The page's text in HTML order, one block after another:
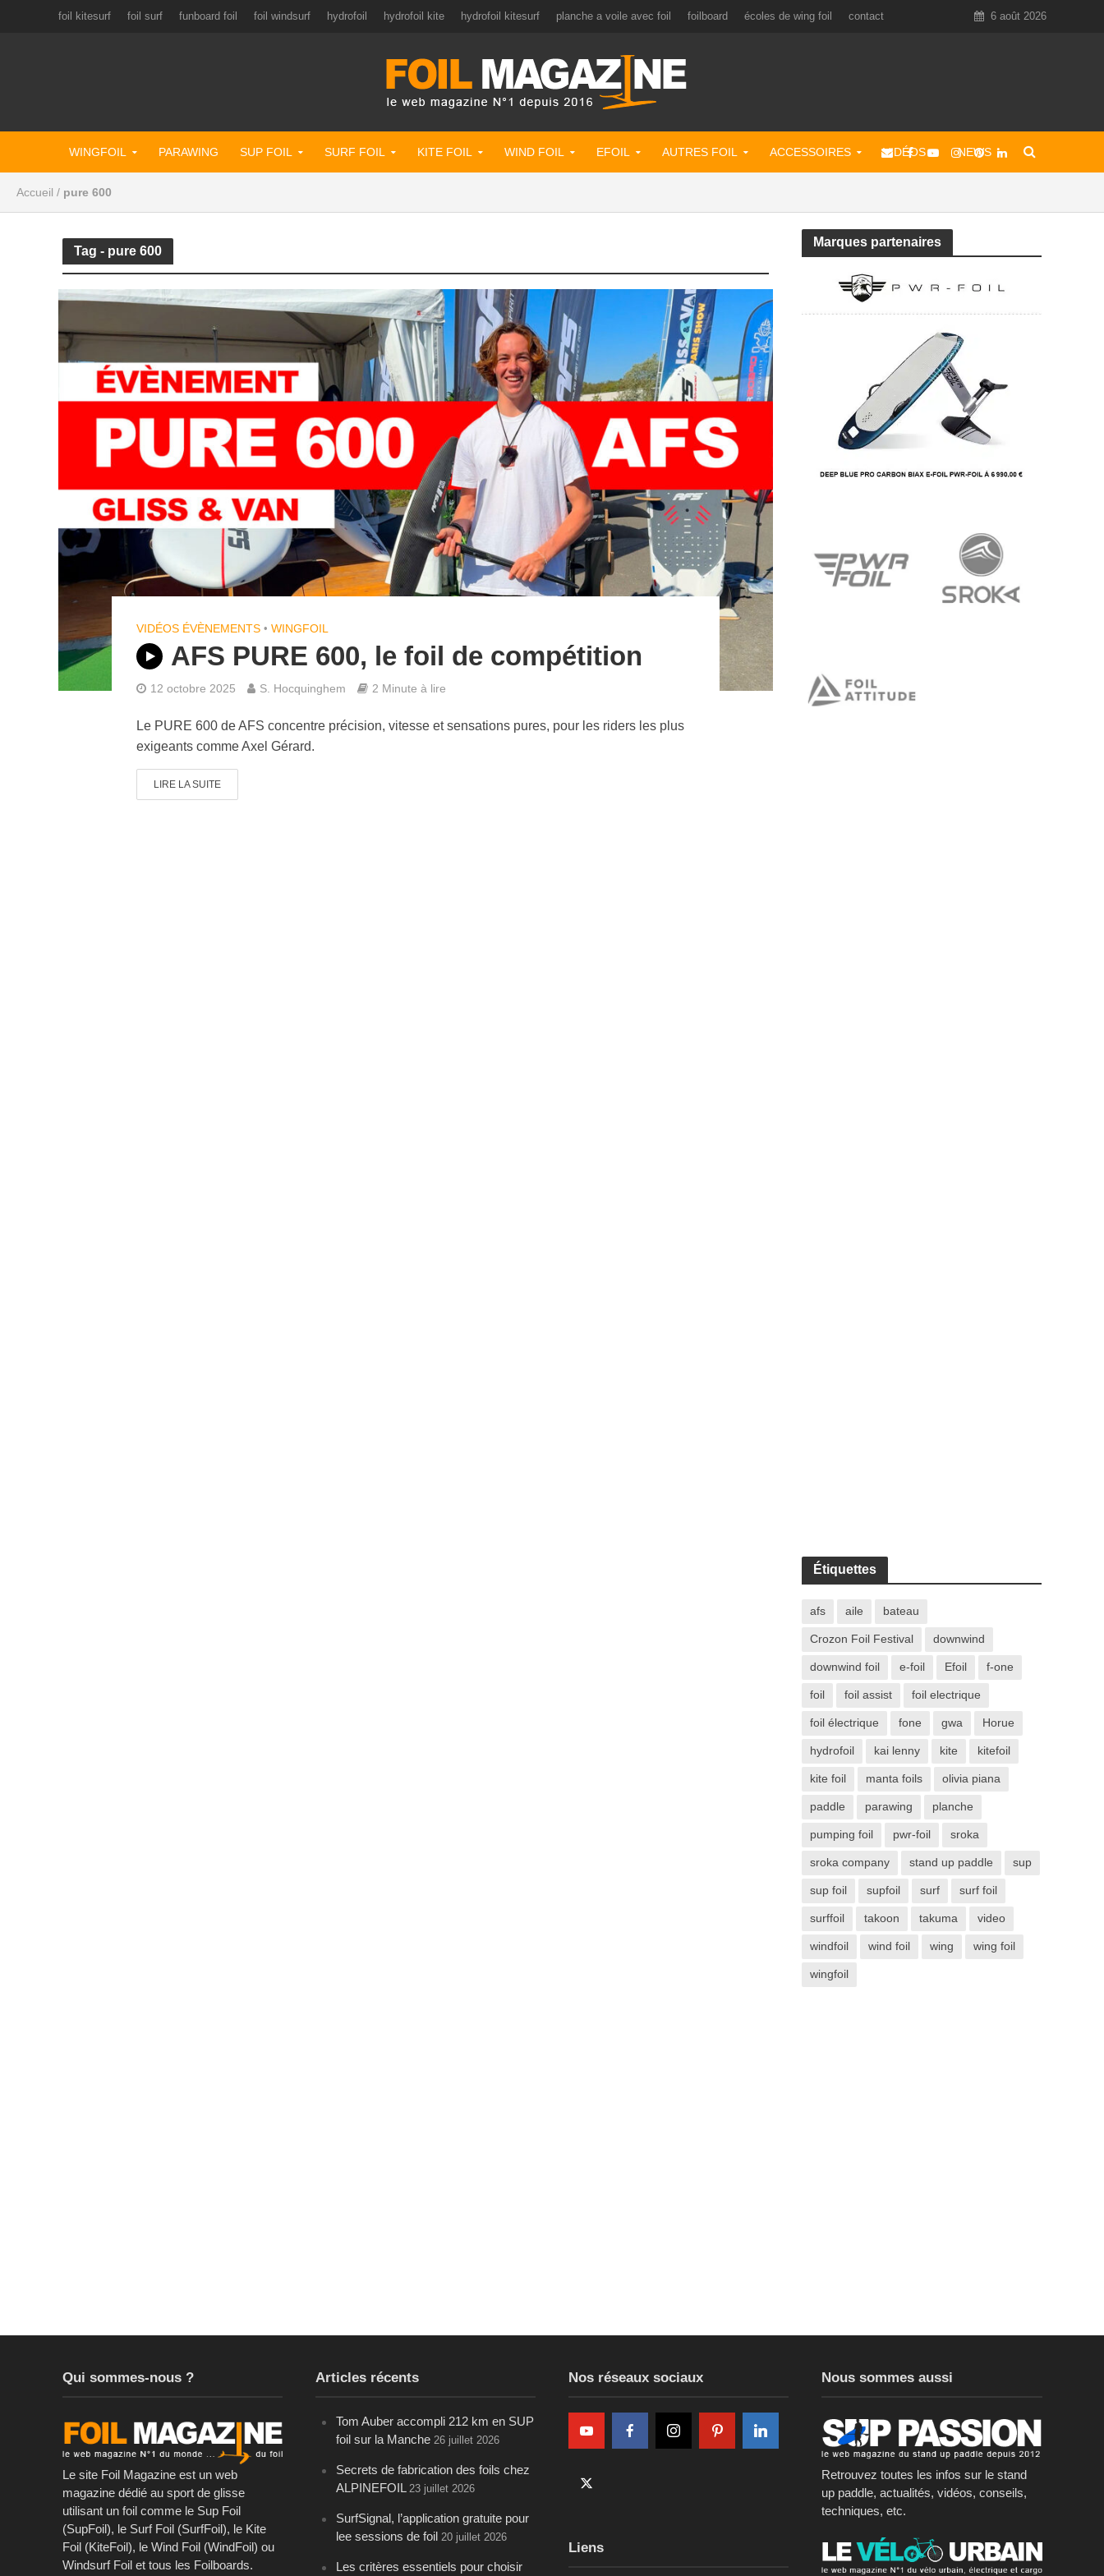
foil kitesurf foil surf funboard foil foil windsurf hydrofoil hydrofoil kite hydrofoil kitesurf planche a voile avec foil foilboard écoles de wing foil contact 6 août 2026
WINGFOIL PARAWING SUP FOIL SURF FOIL KITE FOIL WIND FOIL EFOIL AUTRES FOIL ACCESSOIRES VIDÉOS NEWS
Accueil / pure 600
Tag - pure 600
VIDÉOS ÉVÈNEMENTS • WINGFOIL
AFS PURE 600, le foil de compétition
12 octobre 2025 S. Hocquinghem 2 Minute à lire
Le PURE 600 de AFS concentre précision, vitesse et sensations pures, pour les riders les plus
exigeants comme Axel Gérard.
LIRE LA SUITE
Marques partenaires
Étiquettes
afs aile bateau
Crozon Foil Festival downwind
downwind foil e-foil Efoil f-one
foil foil assist foil electrique
foil électrique fone gwa Horue
hydrofoil kai lenny kite kitefoil
kite foil manta foils olivia piana
paddle parawing planche
pumping foil pwr-foil sroka
sroka company stand up paddle sup
sup foil supfoil surf surf foil
surffoil takoon takuma video
windfoil wind foil wing wing foil
wingfoil
Qui sommes-nous ?
Le site Foil Magazine est un web
magazine dédié au sport de glisse
utilisant un foil comme le Sup Foil
(SupFoil), le Surf Foil (SurfFoil), le Kite
Foil (KiteFoil), le Wind Foil (WindFoil) ou
Windsurf Foil et tous les Foilboards.
Articles récents
Tom Auber accompli 212 km en SUP
foil sur la Manche 26 juillet 2026
Secrets de fabrication des foils chez
ALPINEFOIL 23 juillet 2026
SurfSignal, l’application gratuite pour
lee sessions de foil 20 juillet 2026
Les critères essentiels pour choisir
Nos réseaux sociaux
Liens
Nous sommes aussi
Retrouvez toutes les infos sur le stand
up paddle, actualités, vidéos, conseils,
techniques, etc.